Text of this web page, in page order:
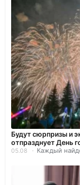
Будут сюрпризы и
отпразднует День
05.08 Каждый